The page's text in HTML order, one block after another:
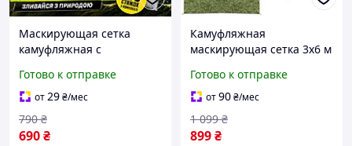
Маскирующая сетка
камуфляжная с
для автомобиля укрытия
дачи сада охоты туризма
100 стяжек в комплекте
Готово к отправке
от29₴/мес
690₴
790 ₴
Камуфляжная
маскирующая сетка 3x6 м
стяжек
Готово к отправке
от90₴/мес
899₴
1 099 ₴